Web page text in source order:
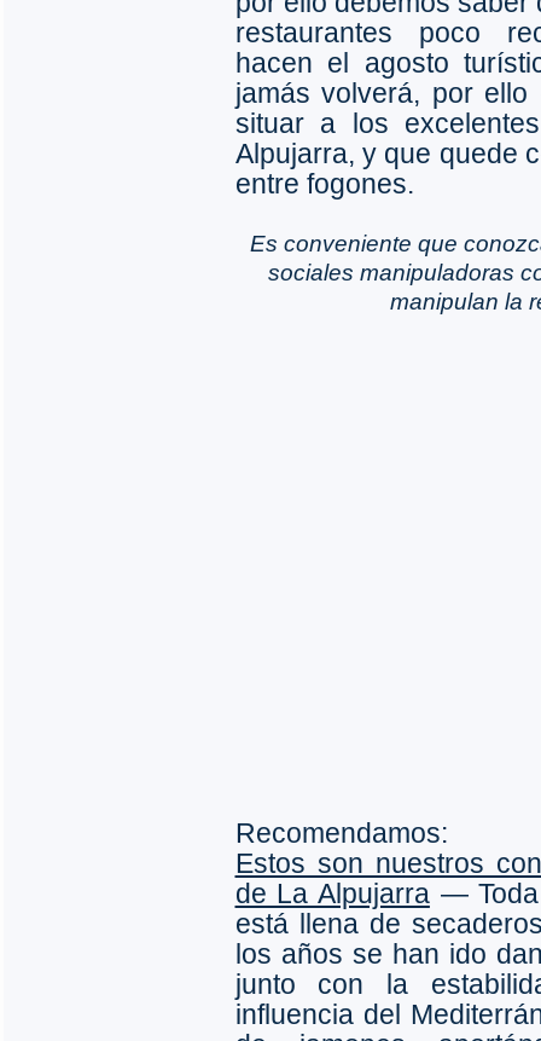
restaurantes poco
hacen el agosto
jamás volverá, por
situar a los
Alpujarra, y que quede
entre fogones.
Es conveniente que
sociales manipuladoras
manipulan la
Recomendamos:
Estos son nuestros
de La Alpujarra― Toda
está llena de
los años se han ido
junto con la
influencia del